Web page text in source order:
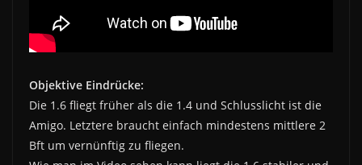
Objektive Eindrücke:
Die 1.6 fliegt früher als die 1.4 und Schlusslicht ist die
Amigo. Letztere braucht einfach mindestens mittlere 2
Bft um vernünftig zu fliegen.